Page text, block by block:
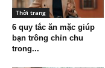
Thời trang
6 quy tắc ăn mặc giúp
bạn trông chỉn chu
trong...